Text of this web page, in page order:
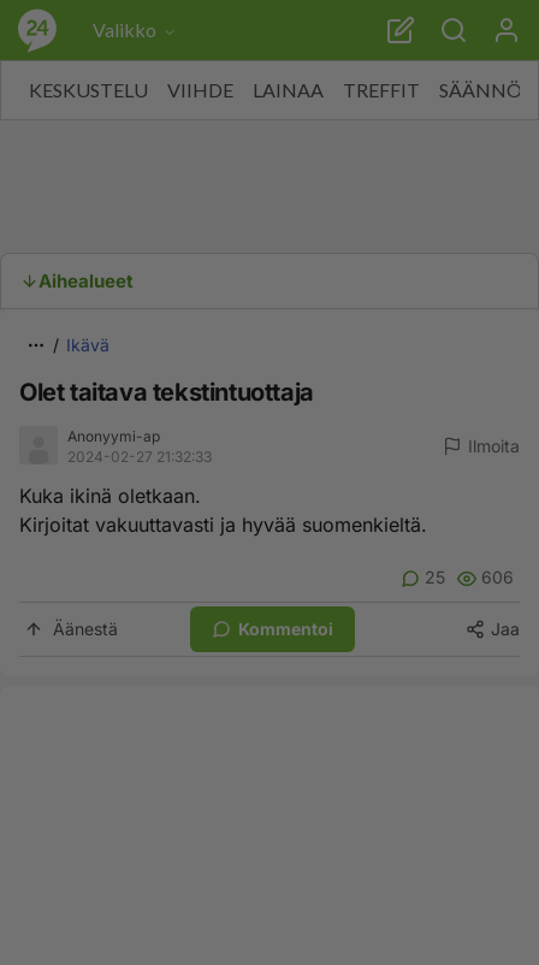
Valikko
KESKUSTELU VIIHDE LAINAA TREFFIT SÄÄNNÖT
Aihealueet
Ikävä
Olet taitava tekstintuottaja
Anonyymi-ap
2024-02-27 21:32:33
Ilmoita
Kuka ikinä oletkaan.
Kirjoitat vakuuttavasti ja hyvää suomenkieltä.
25 606
Äänestä Kommentoi Jaa